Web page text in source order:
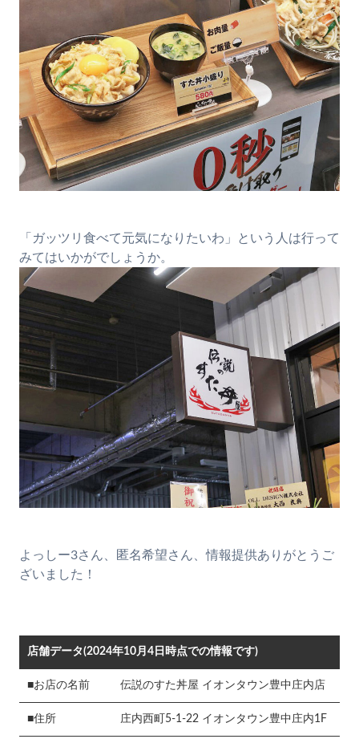
「ガッツリ食べて元気になりたいわ」という人は行って
みてはいかがでしょうか。
よっしー3さん、匿名希望さん、情報提供ありがとうご
ざいました！
店舗データ(2024年10月4日時点での情報です)
■お店の名前 伝説のすた丼屋 イオンタウン豊中庄内店
■住所 庄内西町5-1-22 イオンタウン豊中庄内1F